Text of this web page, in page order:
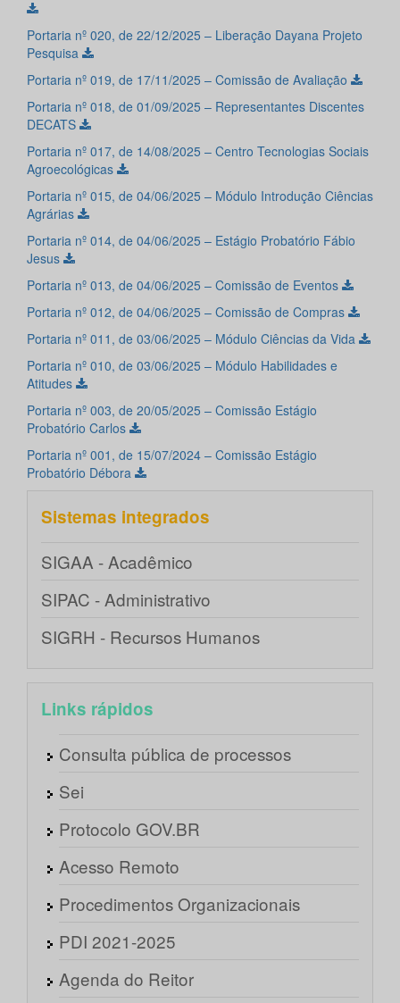
Portaria nº 020, de 22/12/2025 – Liberação Dayana Projeto
Pesquisa
Portaria nº 019, de 17/11/2025 – Comissão de Avaliação
Portaria nº 018, de 01/09/2025 – Representantes Discentes
DECATS
Portaria nº 017, de 14/08/2025 – Centro Tecnologias Sociais
Agroecológicas
Portaria nº 015, de 04/06/2025 – Módulo Introdução Ciências
Agrárias
Portaria nº 014, de 04/06/2025 – Estágio Probatório Fábio
Jesus
Portaria nº 013, de 04/06/2025 – Comissão de Eventos
Portaria nº 012, de 04/06/2025 – Comissão de Compras
Portaria nº 011, de 03/06/2025 – Módulo Ciências da Vida
Portaria nº 010, de 03/06/2025 – Módulo Habilidades e
Atitudes
Portaria nº 003, de 20/05/2025 – Comissão Estágio
Probatório Carlos
Portaria nº 001, de 15/07/2024 – Comissão Estágio
Probatório Débora
Sistemas integrados
SIGAA - Acadêmico
SIPAC - Administrativo
SIGRH - Recursos Humanos
Links rápidos
Consulta pública de processos
Sei
Protocolo GOV.BR
Acesso Remoto
Procedimentos Organizacionais
PDI 2021-2025
Agenda do Reitor